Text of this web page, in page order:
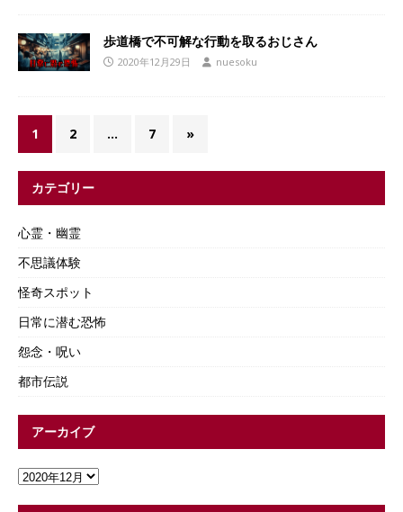
歩道橋で不可解な行動を取るおじさん
2020年12月29日 nuesoku
1 2 … 7 »
カテゴリー
心霊・幽霊
不思議体験
怪奇スポット
日常に潜む恐怖
怨念・呪い
都市伝説
アーカイブ